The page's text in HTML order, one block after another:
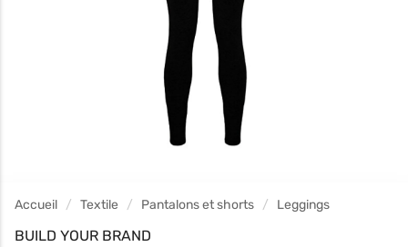
Accueil Textile Pantalons et shorts Leggings
BUILD YOUR BRAND